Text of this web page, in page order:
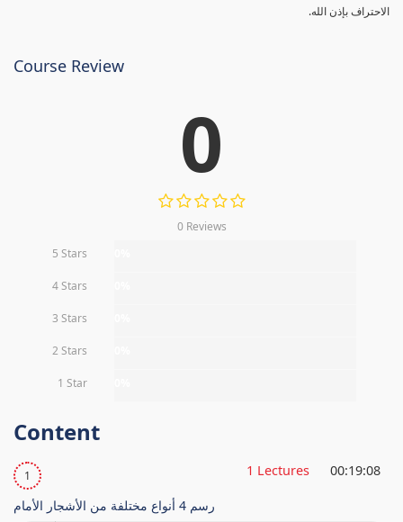
الاحتراف بإذن الله.
Course Review
0
0 Reviews
5 Stars
4 Stars
3 Stars
2 Stars
1 Star
Content
1 1 Lectures 00:19:08
رسم 4 أنواع مختلفة من الأشجار الأمام